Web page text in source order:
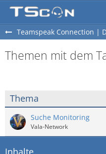
Teamspeak Connection |
Themen mit dem
Thema
Suche Monitoring
Vala-Network
Inhalte